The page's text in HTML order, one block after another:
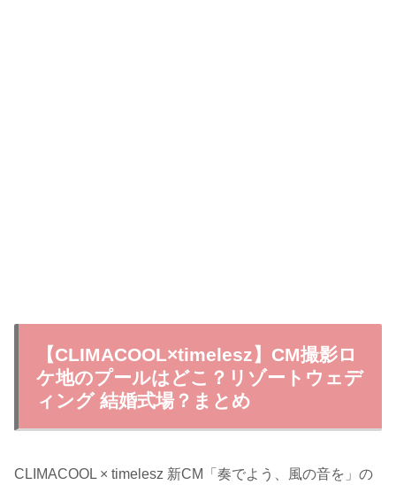
【CLIMACOOL×timelesz】CM撮影ロ
ケ地のプールはどこ？リゾートウェデ
ィング 結婚式場？まとめ
CLIMACOOL × timelesz 新CM「奏でよう、風の音を」の